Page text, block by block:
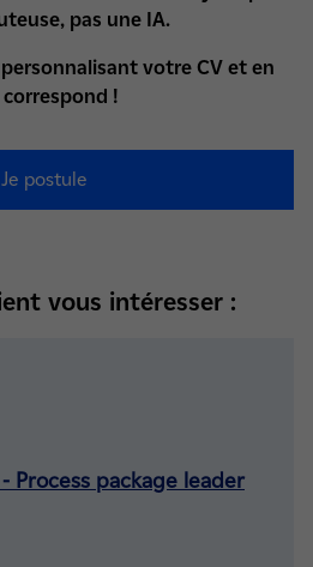
pas une IA.
votre CV et en
!
Je postule
vous intéresser :
Process package leader